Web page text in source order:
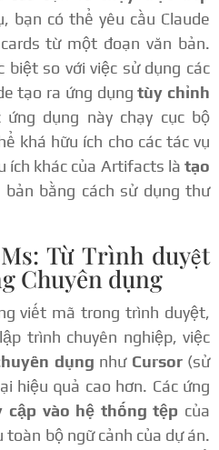
bạn có thể yêu cầu Claude
từ một đoạn văn bản.
so với việc sử dụng các
tạo ra ứng dụngtùy chỉnh
ứng dụng này chạy cục bộ
khá hữu ích cho các tác vụ
ích khác của Artifacts là tạo
bản bằng cách sử dụng thư
Từ Trình duyệt
Chuyên dụng
viết mã trong trình duyệt,
trình chuyên nghiệp, việc
dụng như Cursor(sử
hiệu quả cao hơn. Các ứng
cập vào hệ thống tệp của
toàn bộ ngữ cảnh của dự án.